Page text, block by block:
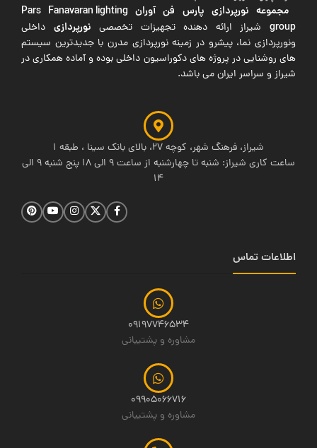
مجموعه نورپردازی پارس فن آوران Pars Fanavaran lighting
groupشیراز ارائه دهنده تجهیزات تخصصی نورپردازی داخلی
ونورپردازی نما، پیشرو در زمینه نورپردازی مدرن با جدیدترین سیستم
های روشنایی در پروژه های دکوراسیون داخلی بوده و آماده همکاری در
شیراز و سراسر ایران می باشد.
شیراز، فرهنگ شهر، کوچه 27، بالای بانک سینا ، طبقه 1
ساعت کاری شیراز: شنبه تا چهارشنبه از ساعت 9 الی 18 پنج شنبه 9 الی
14
اطلاعات تماس
09197746534
مشاوره و پشتیبانی
09905066716
مشاوره و پشتیبانی